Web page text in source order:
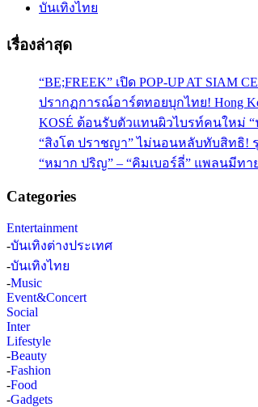
บันเทิงไทย
เรื่องล่าสุด
“BE;FREEK” เปิด POP-UP AT
ปรากฏการณ์อาร์ตทอยบุกไทย! Hong
KOSÉ ต้อนรับตัวแทนผิวไบรท์คนใหม่
“สิงโต ปราชญา” ไม่นอนหลับทับสิทธิ!
“หมาก ปริญ” – “คิมเบอร์ลี่” แพลนมีท
Categories
Entertainment
-บันเทิงต่างประเทศ
-บันเทิงไทย
-Music
Event&Concert
Social
Inter
Lifestyle
-Beauty
-Fashion
-Food
-Gadgets